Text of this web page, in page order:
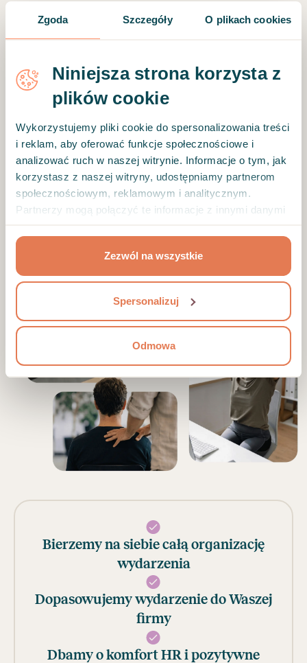
Zgoda Szczegóły O plikach cookies
Niniejsza strona korzysta z
plików cookie
Wykorzystujemy pliki cookie do spersonalizowania treści
i reklam, aby oferować funkcje społecznościowe i
analizować ruch w naszej witrynie. Informacje o tym, jak
korzystasz z naszej witryny, udostępniamy partnerom
społecznościowym, reklamowym i analitycznym.
Partnerzy mogą połączyć te informacje z innymi danymi
korzystania z ich usług.
Zezwól na wszystkie
Spersonalizuj
Odmowa
Dni Zdrowia w Firmie
Dni Zdrowia to wyjątkowe wydarzenia
zdrowie i dobre samopoczucie pracowników w
praktyczny i dostępny sposób. To forma, która
angażuje, integruje i buduje pozytywne
doświadczenia.
Bierzemy na siebie całą organizację
wydarzenia
Dopasowujemy wydarzenie do Waszej
firmy
Dbamy o komfort HR i pozytywne